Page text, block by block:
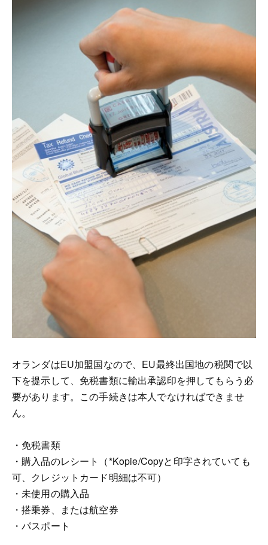
オランダはEU加盟国なので、EU最終出国地の税関で以
下を提示して、免税書類に輸出承認印を押してもらう必
要があります。この手続きは本人でなければできませ
ん。
・免税書類
・購入品のレシート（*Kopie/Copyと印字されていても
可、クレジットカード明細は不可）
・未使用の購入品
・搭乗券、または航空券
・パスポート